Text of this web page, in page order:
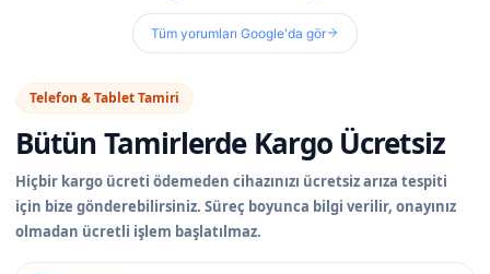
Tüm yorumları Google'da gör
Telefon & Tablet Tamiri
Bütün Tamirlerde Kargo Ücretsiz
Hiçbir kargo ücreti ödemeden cihazınızı ücretsiz arıza tespiti
için bize gönderebilirsiniz. Süreç boyunca bilgi verilir, onayınız
olmadan ücretli işlem başlatılmaz.